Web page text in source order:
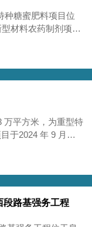
种糖蜜肥料项目位
材料农药制剂项目
求，单独对基础承
万平方米，为重型特
于2024 年 9 月正
与行车轨道的长期
段路基强务工程